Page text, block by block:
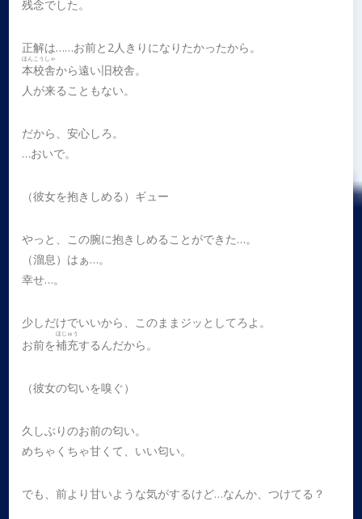
残念でした。
正解は……お前と2人きりになりたかったから。
本校舎
ほんこうしゃ
から遠い旧校舎。
人が来ることもない。
だから、安心しろ。
…おいで。
（彼女を抱きしめる）ギュー
やっと、この腕に抱きしめることができた…。
（溜息）はぁ…。
幸せ…。
少しだけでいいから、このままジッとしてろよ。
お前を補充
ほじゅう
するんだから。
（彼女の匂いを嗅ぐ）
久しぶりのお前の匂い。
めちゃくちゃ甘くて、いい匂い。
でも、前より甘いような気がするけど…なんか、つけてる？